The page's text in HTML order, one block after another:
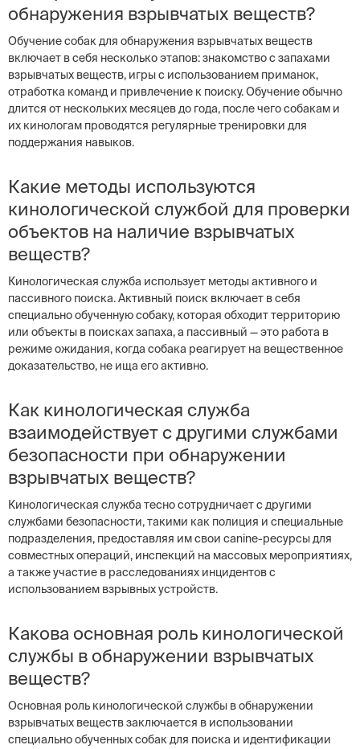
обнаружения взрывчатых веществ?
Обучение собак для обнаружения взрывчатых веществ
включает в себя несколько этапов: знакомство с запахами
взрывчатых веществ, игры с использованием приманок,
отработка команд и привлечение к поиску. Обучение обычно
длится от нескольких месяцев до года, после чего собакам и
их кинологам проводятся регулярные тренировки для
поддержания навыков.
Какие методы используются
кинологической службой для проверки
объектов на наличие взрывчатых
веществ?
Кинологическая служба использует методы активного и
пассивного поиска. Активный поиск включает в себя
специально обученную собаку, которая обходит территорию
или объекты в поисках запаха, а пассивный — это работа в
режиме ожидания, когда собака реагирует на вещественное
доказательство, не ища его активно.
Как кинологическая служба
взаимодействует с другими службами
безопасности при обнаружении
взрывчатых веществ?
Кинологическая служба тесно сотрудничает с другими
службами безопасности, такими как полиция и специальные
подразделения, предоставляя им свои canine-ресурсы для
совместных операций, инспекций на массовых мероприятиях,
а также участие в расследованиях инцидентов с
использованием взрывных устройств.
Какова основная роль кинологической
службы в обнаружении взрывчатых
веществ?
Основная роль кинологической службы в обнаружении
взрывчатых веществ заключается в использовании
специально обученных собак для поиска и идентификации